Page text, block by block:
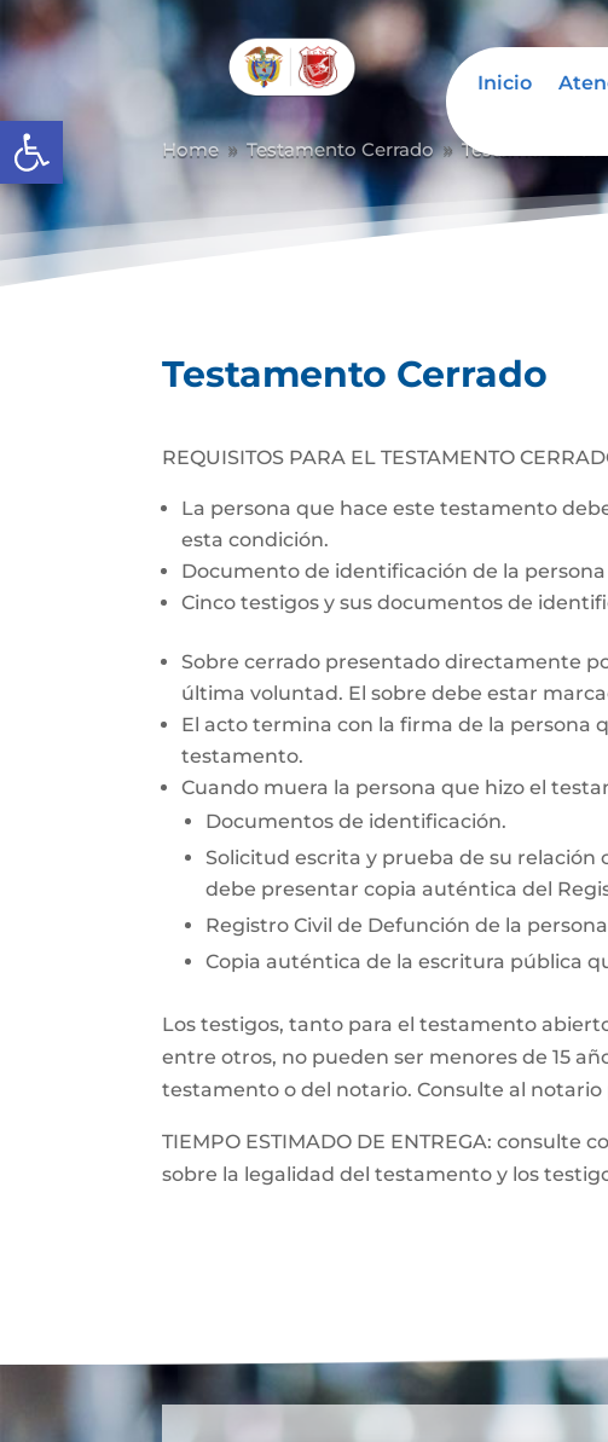
Abrir barra de herramientas
Inicio
Home 9 Testamento Cerrado 9 Testamento
Testamento Cerrado
REQUISITOS PARA EL TESTAMENTO
La persona que hace este testamento
esta condición.
Documento de identificación de la
Cinco testigos y sus documentos de
Sobre cerrado presentado directamente
última voluntad. El sobre debe estar
El acto termina con la firma de la persona
testamento.
Cuando muera la persona que hizo el
Documentos de identificación.
Solicitud escrita y prueba de su relación
debe presentar copia auténtica del
Registro Civil de Defunción de la
Copia auténtica de la escritura pública
Los testigos, tanto para el testamento
entre otros, no pueden ser menores de 15
testamento o del notario. Consulte al
TIEMPO ESTIMADO DE ENTREGA:
sobre la legalidad del testamento y los